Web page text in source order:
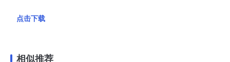
点击下载
相似推荐